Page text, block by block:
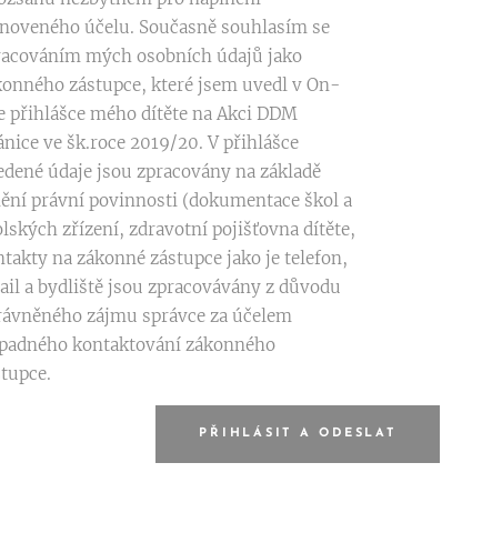
účelu. Současně souhlasím se
mých osobních údajů jako
zástupce, které jsem uvedl v On-
přihlášce mého dítěte na Akci DDM
ve šk.roce 2019/20. V přihlášce
údaje jsou zpracovány na základě
právní povinnosti (dokumentace škol a
zřízení, zdravotní pojišťovna dítěte,
na zákonné zástupce jako je telefon,
a bydliště jsou zpracovávány z důvodu
zájmu správce za účelem
kontaktování zákonného
PŘIHLÁSIT A ODESLAT